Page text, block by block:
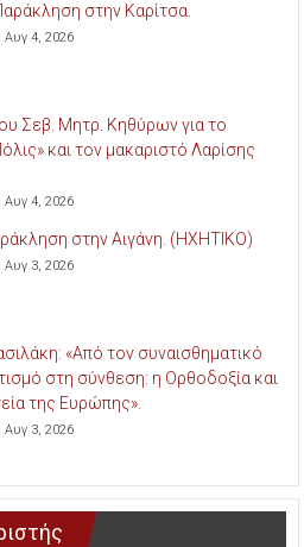
στην Καρίτσα.
4, 2026
Σεβ. Μητρ. Κηθύρων για το
και τον μακαριστό Λαρίσης
4, 2026
στην Αιγάνη. (ΗΧΗΤΙΚΟ)
3, 2026
«Από τον συναισθηματικό
στη σύνθεση: η Ορθοδοξία και
της Ευρώπης».
3, 2026